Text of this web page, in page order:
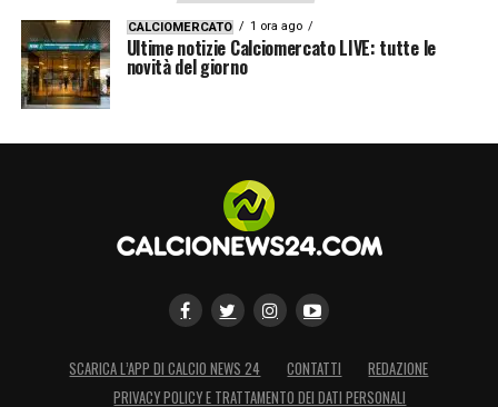
CALCIOMERCATO 1 ora ago
Ultime notizie Calciomercato LIVE: tutte le
novità del giorno
SCARICA L’APP DI CALCIO NEWS 24 CONTATTI
REDAZIONE
PRIVACY POLICY E TRATTAMENTO DEI DATI PERSONALI